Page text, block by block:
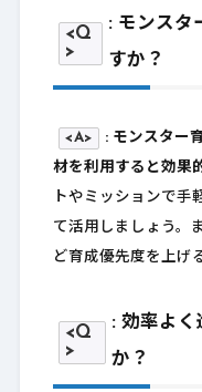
<Q
>
: モンスタ
すか？
<A> : モンスター
材を利用すると効果
トやミッションで手
て活用しましょう。
ど育成優先度を上げ
<Q
>
: 効率よく
か？